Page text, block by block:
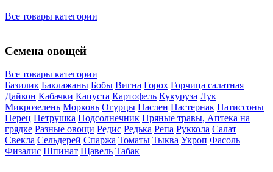
Все товары категории
Семена овощей
Все товары категории
Базилик Баклажаны Бобы Вигна Горох Горчица салатная
Дайкон Кабачки Капуста Картофель Кукуруза Лук
Микрозелень Морковь Огурцы Паслен Пастернак Патиссоны
Перец Петрушка Подсолнечник Пряные травы, Аптека на
грядке Разные овощи Редис Редька Репа Руккола Салат
Свекла Сельдерей Спаржа Томаты Тыква Укроп Фасоль
Физалис Шпинат Щавель Табак